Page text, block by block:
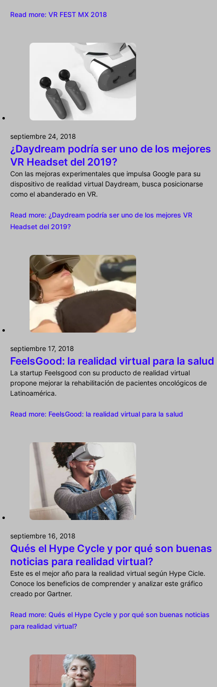
Read more: VR FEST MX 2018
septiembre 24, 2018
¿Daydream podría ser uno de los mejores
VR Headset del 2019?
Con las mejoras experimentales que impulsa Google para su
dispositivo de realidad virtual Daydream, busca posicionarse
como el abanderado en VR.
Read more: ¿Daydream podría ser uno de los mejores VR
Headset del 2019?
septiembre 17, 2018
FeelsGood: la realidad virtual para la salud
La startup Feelsgood con su producto de realidad virtual
propone mejorar la rehabilitación de pacientes oncológicos de
Latinoamérica.
Read more: FeelsGood: la realidad virtual para la salud
septiembre 16, 2018
Qués el Hype Cycle y por qué son buenas
noticias para realidad virtual?
Este es el mejor año para la realidad virtual según Hype Cicle.
Conoce los beneficios de comprender y analizar este gráfico
creado por Gartner.
Read more: Qués el Hype Cycle y por qué son buenas noticias
para realidad virtual?